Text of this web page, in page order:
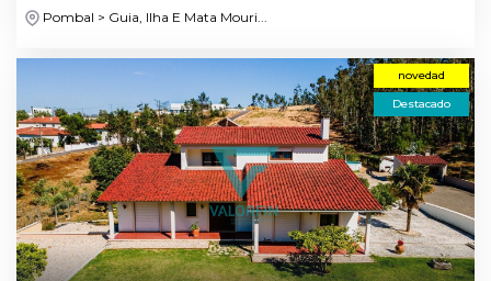
Pombal > Guia, Ilha E Mata Mouri...
novedad
Destacado